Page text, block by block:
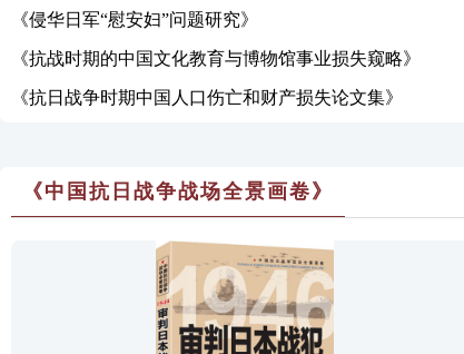
《侵华日军“慰安妇”问题研究》
《抗战时期的中国文化教育与博物馆事业损失窥略》
《抗日战争时期中国人口伤亡和财产损失论文集》
《中国抗日战争战场全景画卷》